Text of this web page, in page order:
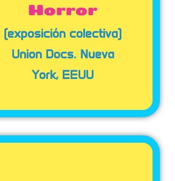
Horror
(exposición colectiva)
Union Docs. Nueva
York, EEUU